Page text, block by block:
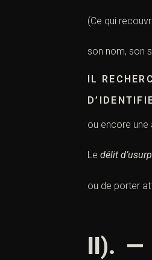
(Ce qui
son nom, son
IL
ou encore une
Le délit
ou de porter
II). —